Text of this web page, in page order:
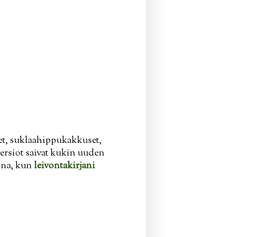
suklaahippukakkuset,
saivat kukin uuden
kunleivontakirjani